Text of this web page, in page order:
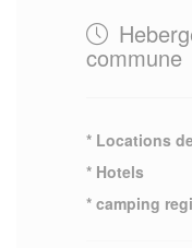
commune
* Locations
* Hotels
* camping